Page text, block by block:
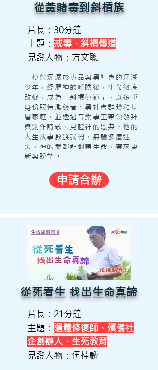
從黃賭毒到斜槓族
片長：30分鐘
主題： 戒毒、斜槓傳道
見證人物：方文聰
一位曾沉溺於毒品與黑社會的江湖
少年，經歷神的呼喚後，生命徹底
改變，成為「斜槓傳道」，以多重
身份服侍濫藥者、黑社會群體和基
層家庭，並透過音樂事工帶領敬拜
與創作詩歌，見證神的恩典。他的
人生故事啟發我們，無論多麼迷
失，神的愛都能翻轉生命，帶來更
新與盼望。
申請合辦
從死看生 找出生命真諦
片長：21分鐘
主題： 遺體修復師、殯儀社
企創辦人、生死教育
見證人物：伍桂麟